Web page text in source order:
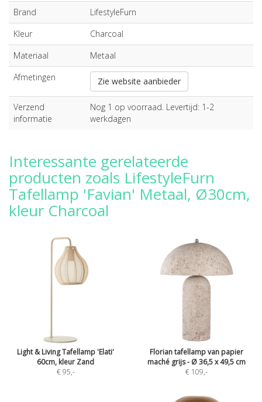
Brand
LifestyleFurn
Kleur
Charcoal
Materiaal
Metaal
Afmetingen
Zie website aanbieder
Verzend
informatie
Nog 1 op voorraad. Levertijd: 1-2
werkdagen
Interessante gerelateerde
producten zoals LifestyleFurn
Tafellamp 'Favian' Metaal, Ø30cm,
kleur Charcoal
Light & Living Tafellamp 'Elati'
60cm, kleur Zand
€ 95,-
Florian tafellamp van papier
maché grijs - Ø 36,5 x 49,5 cm
€ 109,-